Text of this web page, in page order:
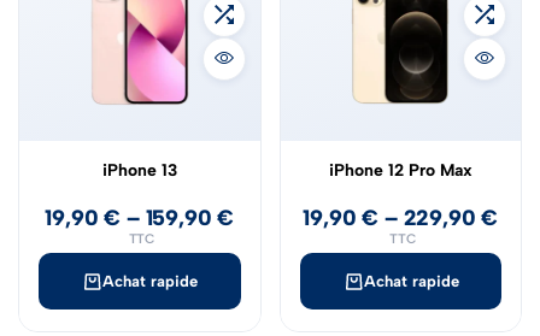
Achat rapide
iPhone 13
19,90€ – 159,90€
TTC
Achat rapide
iPhone 12 Pro Max
19,90€ – 229,90€
TTC